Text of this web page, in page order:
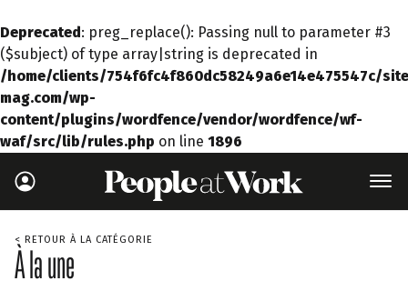
Deprecated: preg_replace(): Passing null to parameter #3
($subject) of type array|string is deprecated in
/home/clients/754f6fc4f860dc58249a6e14e475547c/
mag.com/wp-
content/plugins/wordfence/vendor/wordfence/wf-
waf/src/lib/rules.php on line 1896
< RETOUR À LA CATÉGORIE
À la une